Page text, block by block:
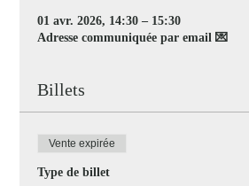
01 avr. 2026, 14:30 – 15:30
Adresse communiquée par email 💌
Billets
Vente expirée
Type de billet